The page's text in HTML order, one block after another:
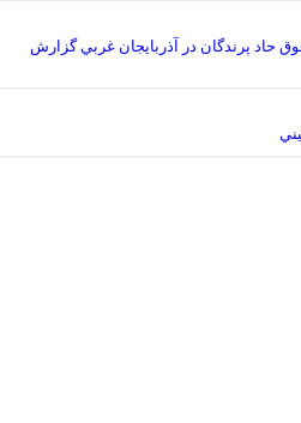
حاد پرندگان در آذربايجان غربي گزارش